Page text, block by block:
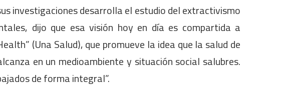
investigaciones desarrolla el estudio del extractivismo
dijo que esa visión hoy en día es compartida a
(Una Salud), que promueve la idea que la salud de
en un medioambiente y situación social salubres.
de forma integral”.